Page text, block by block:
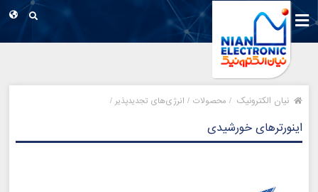
نیان الکترونیک / محصولات / انرژی‌های تجدیدپذیر /
اینورترهای خورشیدی